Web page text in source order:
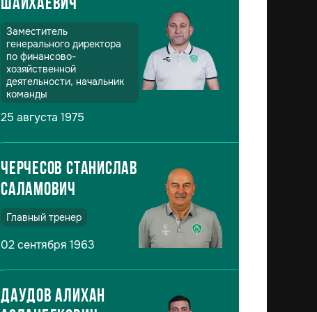
Шайхаевич
Заместитель
генерального директора
по финансово-
хозяйственной
деятельности, начальник
команды
25 августа 1975
Черчесов Станислав
Саламович
Главный тренер
02 сентября 1963
Даудов Алихан